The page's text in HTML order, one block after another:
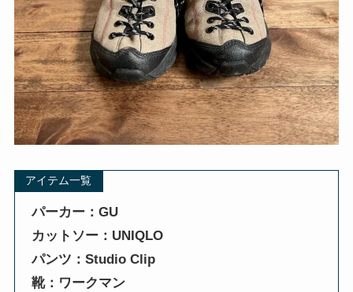
アイテム一覧
パーカー：GU
カットソー：UNIQLO
パンツ：Studio Clip
靴：ワークマン